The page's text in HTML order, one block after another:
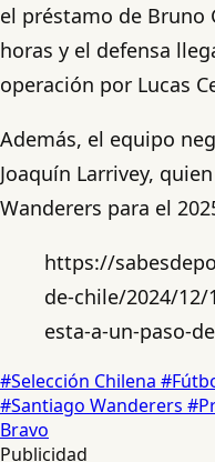
el préstamo de Bruno
horas y el defensa
operación por Lucas
Además, el equipo
Joaquín Larrivey,
Wanderers para el
https://
de-chile/2024/
esta-a-un-paso-
#Selección Chilena
#Santiago Wanderers
Bravo
Publicidad